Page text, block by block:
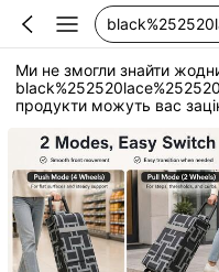
Ми не змогли знайти
продукти можуть вас